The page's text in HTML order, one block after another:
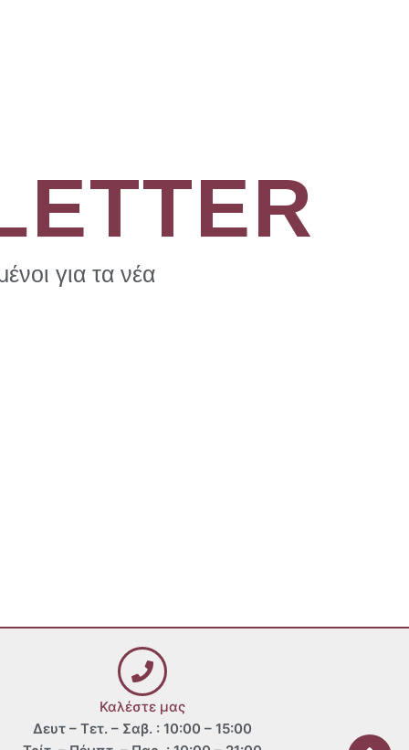
για τα νέα
Καλέστε μας
Δευτ – Τετ. – Σαβ. : 10:00 – 15:00